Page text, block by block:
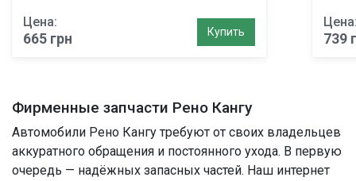
Цена:
665 грн Купить 739
Фирменные запчасти Рено Кангу
Автомобили Рено Кангу требуют от своих владельцев
аккуратного обращения и постоянного ухода. В первую
очередь — надёжных запасных частей. Наш интернет